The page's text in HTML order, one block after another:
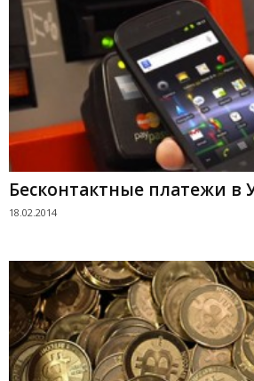
Бесконтактные платежи в
18.02.2014